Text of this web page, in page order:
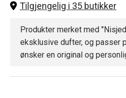
Tilgjengelig i 35 butikker
Produkter merket med
eksklusive dufter, og passer
ønsker en original og